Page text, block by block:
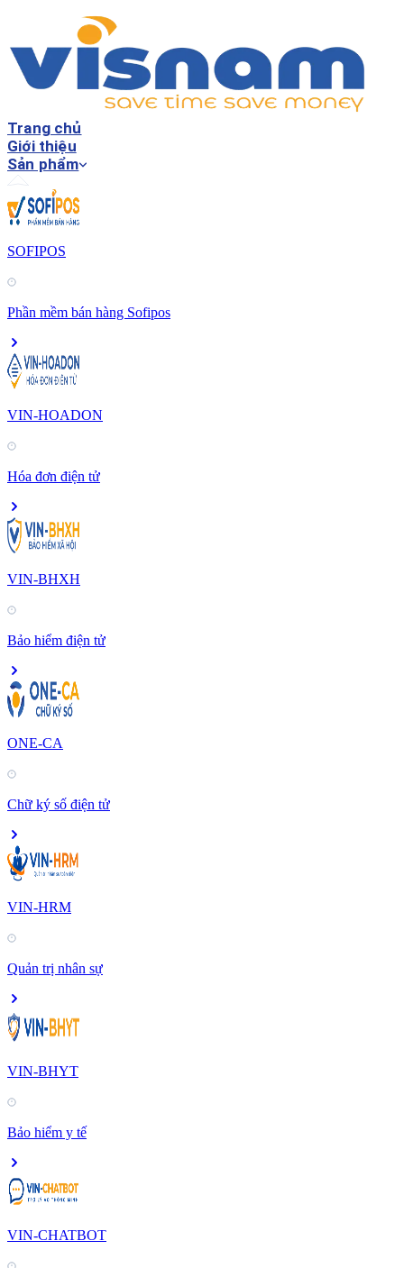
Trang chủ
Giới thiệu
Sản phẩm
SOFIPOS
Phần mềm bán hàng Sofipos
VIN-HOADON
Hóa đơn điện tử
VIN-BHXH
Bảo hiểm điện tử
ONE-CA
Chữ ký số điện tử
VIN-HRM
Quản trị nhân sự
VIN-BHYT
Bảo hiểm y tế
VIN-CHATBOT